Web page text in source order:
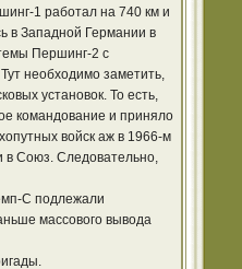
1 работал на 740 км и
в Западной Германии в
Першинг-2 с
необходимо заметить,
установок. То есть,
командование и приняло
войск аж в 1966-м
в Союз. Следовательно,
С подлежали
массового вывода